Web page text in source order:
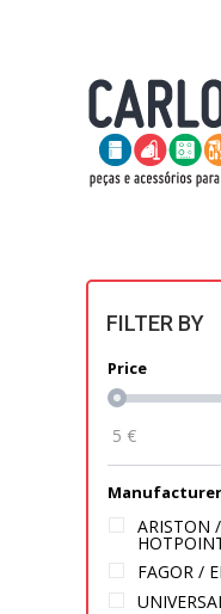
FILTER BY
Price
5 €
ARISTON
FAGOR /